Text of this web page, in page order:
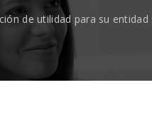
de utilidad para su entidad